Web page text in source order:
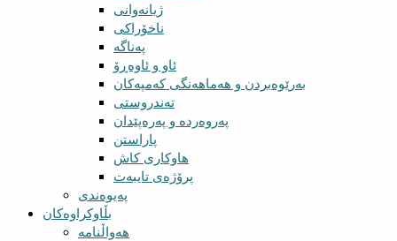
ژیانەوانی
ناخۆراکی
پەناگە
ئاو و ئاوەڕۆ
بەرێوەبردن و هەماهەنگی کەمپەکان
تەندروستی
پەروەردە و پەرەپێدان
پاراستن
هاوکاری کاش
پرۆژەی تایبەت
پەیوەندی
بڵاوکراوەکان
هەواڵنامە